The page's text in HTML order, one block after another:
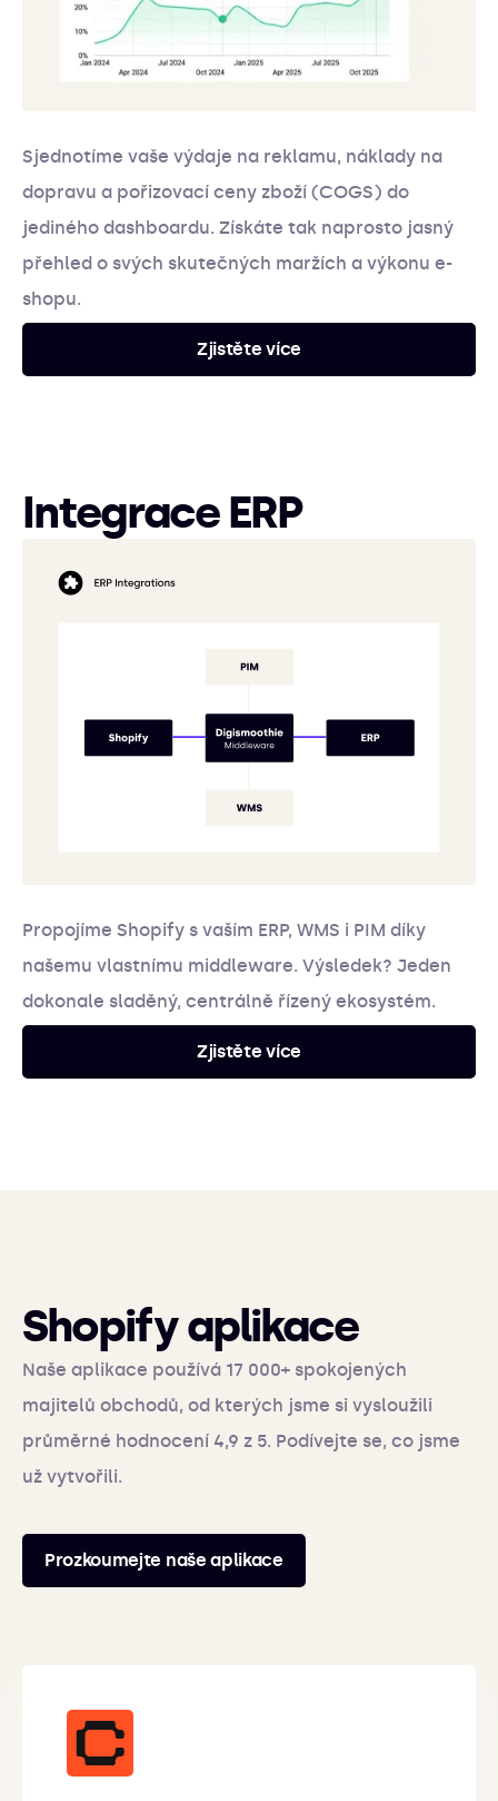
Sjednotíme vaše výdaje na reklamu, náklady na
dopravu a pořizovací ceny zboží (COGS) do
jediného dashboardu. Získáte tak naprosto jasný
přehled o svých skutečných maržích a výkonu e-
shopu.
Zjistěte více
Integrace ERP
Propojíme Shopify s vaším ERP, WMS i PIM díky
našemu vlastnímu middleware. Výsledek? Jeden
dokonale sladěný, centrálně řízený ekosystém.
Zjistěte více
Shopify aplikace
Naše aplikace používá 17 000+ spokojených
majitelů obchodů, od kterých jsme si vysloužili
průměrné hodnocení 4,9 z 5. Podívejte se, co jsme
už vytvořili.
Prozkoumejte naše aplikace